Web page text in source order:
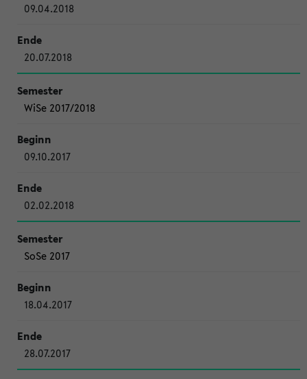
09.04.2018
20.07.2018
WiSe 2017/2018
09.10.2017
02.02.2018
SoSe 2017
18.04.2017
28.07.2017